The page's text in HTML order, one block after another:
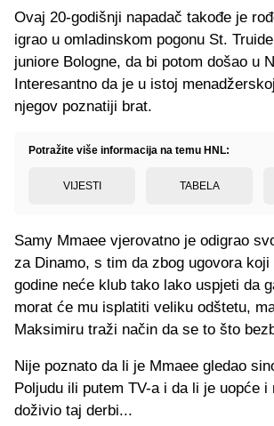
Ovaj 20-godišnji napadač takođe je
igrao u omladinskom pogonu St.
juniore Bologne, da bi potom došao u
Interesantno da je u istoj
njegov poznatiji brat.
Potražite više informacija na temu HNL:
VIJESTI TABELA
Samy Mmaee vjerovatno je odigrao
za Dinamo, s tim da zbog ugovora koji
godine neće klub tako lako uspjeti da
morat će mu isplatiti veliku odštetu,
Maksimiru traži način da se to što
Nije poznato da li je Mmaee gledao
Poljudu ili putem TV-a i da li je uopće
doživio taj derbi...